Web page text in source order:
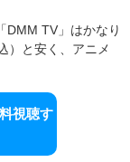
DMM TV」はかなり
）と安く、アニメ
視聴す